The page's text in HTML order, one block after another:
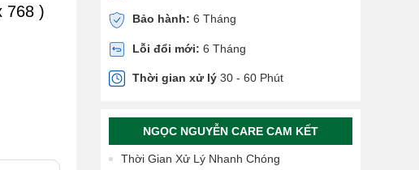
768 )
Bảo hành: 6 Tháng
Lỗi đổi mới: 6 Tháng
Thời gian xử lý 30 - 60 Phút
NGỌC NGUYỄN CARE CAM KẾT
Thời Gian Xử Lý Nhanh Chóng